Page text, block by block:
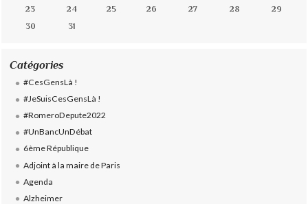
23
24 25 26 27 28
29
30
31
Catégories
#CesGensLà !
#JeSuisCesGensLà !
#RomeroDepute2022
#UnBancUnDébat
6ème République
Adjoint à la maire de Paris
Agenda
Alzheimer